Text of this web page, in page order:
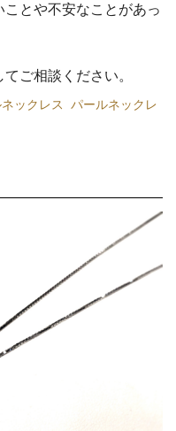
とや不安なことがあっ
ご相談ください。
ックレス
パールネックレ